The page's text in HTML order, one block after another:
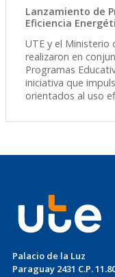
Lanzamiento de
Eficiencia
UTE y el Ministerio
realizaron en
Programas
iniciativa que
orientados al uso
Palacio de la Luz
Paraguay 2431 C.P.